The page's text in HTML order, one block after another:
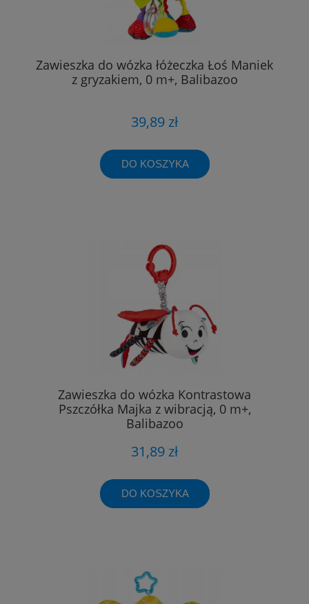
Zawieszka do wózka łóżeczka Łoś Maniek
z gryzakiem, 0 m+, Balibazoo
39,89 zł
DO KOSZYKA
Zawieszka do wózka Kontrastowa
Pszczółka Majka z wibracją, 0 m+,
Balibazoo
31,89 zł
DO KOSZYKA